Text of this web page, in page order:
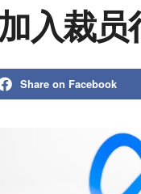
入裁
Share on Facebook